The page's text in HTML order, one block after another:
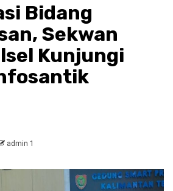
Bidang
Sekwan
Kunjungi
admin 1